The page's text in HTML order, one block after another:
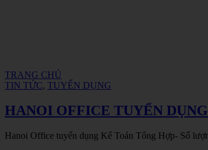
TRANG CHỦ
TIN TỨC, TUYỂN DỤNG
HANOI OFFICE TUYỂN
Hanoi Office tuyển dụng Kế Toán Tổng Hợp- Số